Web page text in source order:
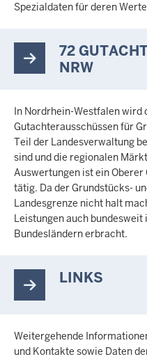
Spezialdaten für deren
72
NRW
In Nordrhein-Westfalen wird
Gutachterausschüssen für
Teil der Landesverwaltung
sind und die regionalen
Auswertungen ist ein
tätig. Da der Grundstücks-
Landesgrenze nicht halt
Leistungen auch
Bundesländern erbracht.
LINKS
Weitergehende
und Kontakte sowie Daten